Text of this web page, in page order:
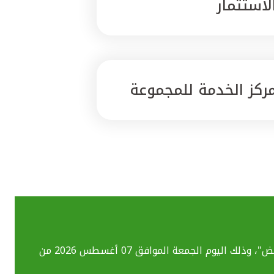
الخدمة للمجموعة
بسبب تحديث الأنظمة التقنية قد تواجهكم بعض الصعوبات في استخدام خدماتنا المصرفية الإلكترونية بما فيهم خدمة "ومض"، وذلك اليوم الجمعة الموافق 07 أغسطس 2026 من